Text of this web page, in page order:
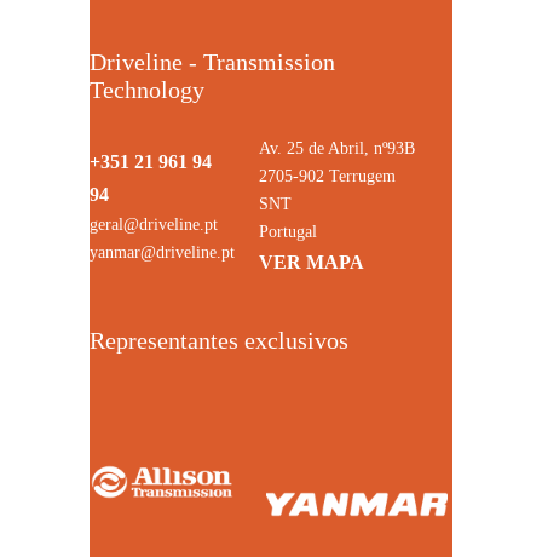
Driveline - Transmission
Technology
+351 21 961 94
94
geral@driveline.pt
yanmar@driveline.pt
Av. 25 de Abril, nº93B
2705-902 Terrugem
SNT
Portugal
VER MAPA
Representantes exclusivos